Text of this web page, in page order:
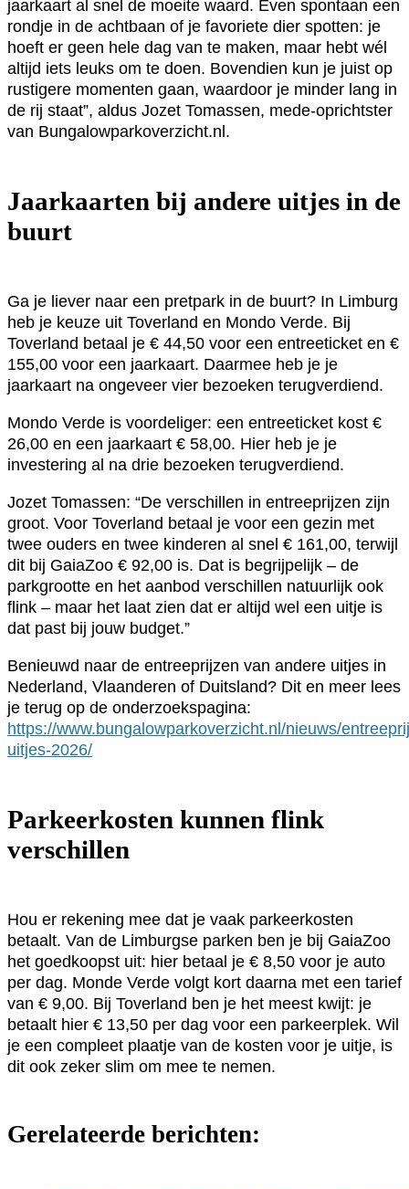
jaarkaart al snel de moeite waard. Even spontaan een
rondje in de achtbaan of je favoriete dier spotten: je
hoeft er geen hele dag van te maken, maar hebt wél
altijd iets leuks om te doen. Bovendien kun je juist op
rustigere momenten gaan, waardoor je minder lang in
de rij staat”, aldus Jozet Tomassen, mede-oprichtster
van Bungalowparkoverzicht.nl.
Jaarkaarten bij andere uitjes in de
buurt
Ga je liever naar een pretpark in de buurt? In Limburg
heb je keuze uit Toverland en Mondo Verde. Bij
Toverland betaal je € 44,50 voor een entreeticket en €
155,00 voor een jaarkaart. Daarmee heb je je
jaarkaart na ongeveer vier bezoeken terugverdiend.
Mondo Verde is voordeliger: een entreeticket kost €
26,00 en een jaarkaart € 58,00. Hier heb je je
investering al na drie bezoeken terugverdiend.
Jozet Tomassen: “De verschillen in entreeprijzen zijn
groot. Voor Toverland betaal je voor een gezin met
twee ouders en twee kinderen al snel € 161,00, terwijl
dit bij GaiaZoo € 92,00 is. Dat is begrijpelijk – de
parkgrootte en het aanbod verschillen natuurlijk ook
flink – maar het laat zien dat er altijd wel een uitje is
dat past bij jouw budget.”
Benieuwd naar de entreeprijzen van andere uitjes in
Nederland, Vlaanderen of Duitsland? Dit en meer lees
je terug op de onderzoekspagina:
https://www.bungalowparkoverzicht.nl/nieuws/
uitjes-2026/
Parkeerkosten kunnen flink
verschillen
Hou er rekening mee dat je vaak parkeerkosten
betaalt. Van de Limburgse parken ben je bij GaiaZoo
het goedkoopst uit: hier betaal je € 8,50 voor je auto
per dag. Monde Verde volgt kort daarna met een tarief
van € 9,00. Bij Toverland ben je het meest kwijt: je
betaalt hier € 13,50 per dag voor een parkeerplek. Wil
je een compleet plaatje van de kosten voor je uitje, is
dit ook zeker slim om mee te nemen.
Gerelateerde berichten: